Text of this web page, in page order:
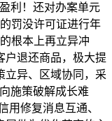
利！还对办案单元
罚没许可证进行年
根本上再立异冲
户退还商品，极大提
立异、区域协同，采
施策破解成长难
用修复消息互通、